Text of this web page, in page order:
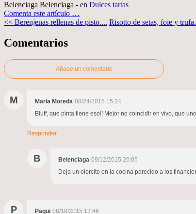
Belenciaga Belenciaga - en Dulces tartas
Comenta este artículo …
<< Berenjenas rellenas de pisto.... Risotto de setas, foie y
Comentarios
Añade un comentario
M Maria Moreda 08/24/2015 15:24
Bluff, que pinta tiene eso!! Mejor no coincidir en vivo, que
Responder
B Belenciaga 09/12/2015 20:05
Deja un olorcito en la cocina parecido a los
P Paqui 08/18/2015 13:46